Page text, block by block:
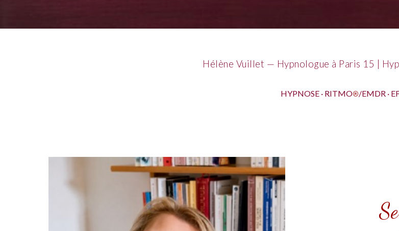
Hélène Vuillet — Hypnologue à Paris 15 |
HYPNOSE · RITMO®/EMDR ·